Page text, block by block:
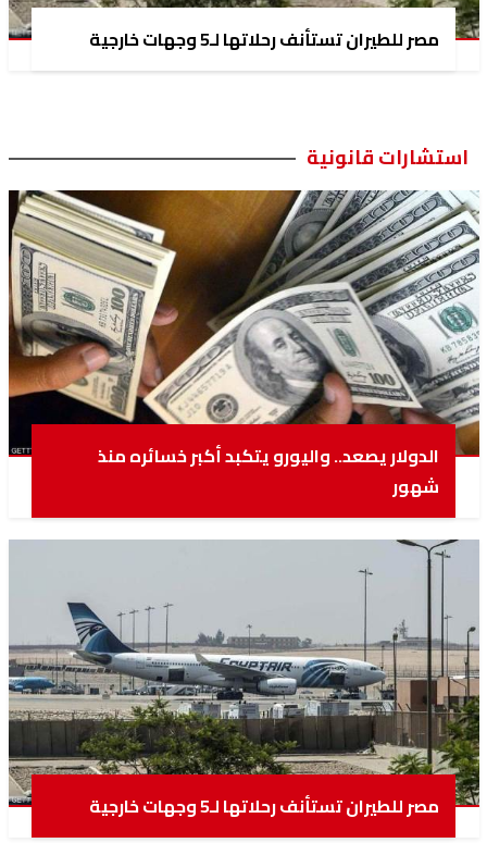
مصر للطيران تستأنف رحلاتها لـ5 وجهات خارجية
استشارات قانونية
الدولار يصعد.. واليورو يتكبد أكبر خسائره منذ
شهور
مصر للطيران تستأنف رحلاتها لـ5 وجهات خارجية